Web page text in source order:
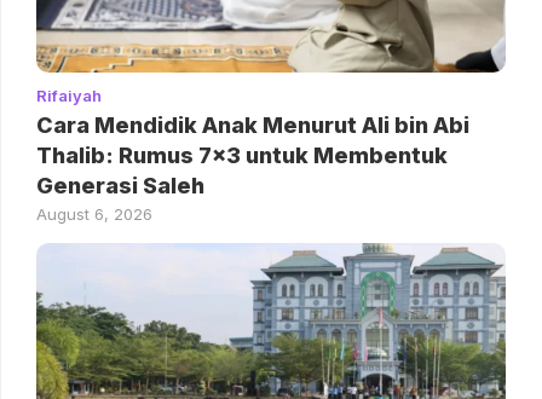
Rifaiyah
Cara Mendidik Anak Menurut Ali bin Abi
Thalib: Rumus 7×3 untuk Membentuk
Generasi Saleh
August 6, 2026